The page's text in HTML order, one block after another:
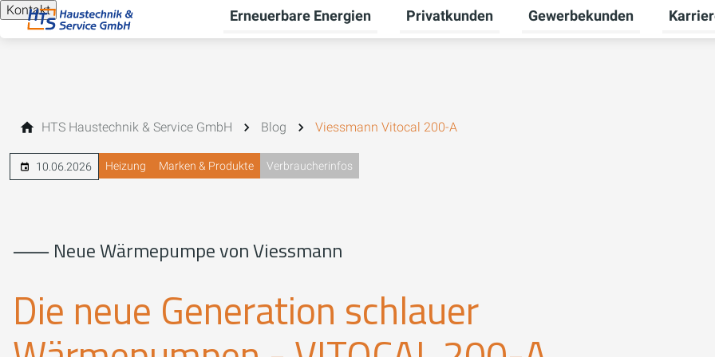
Kontakt Erneuerbare Energien
Untermenü für Erneuerbare Energien umschalten
Privatkunden
Untermenü für Privatkunden
Gewerbekunden
HTS Haustechnik & Service GmbH Blog Viessmann Vitocal 200-A
10.06.2026 Heizung Marken & Produkte Verbraucherinfos
⸺ Neue Wärmepumpe von Viessmann
Die neue Generation schlauer